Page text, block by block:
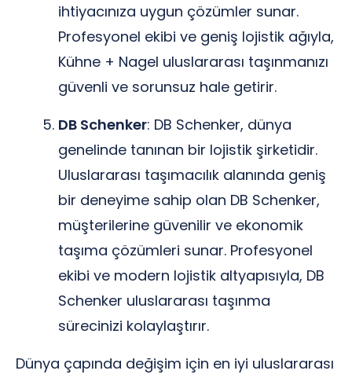
ihtiyacınıza uygun çözümler sunar.
Profesyonel ekibi ve geniş lojistik ağıyla,
Kühne + Nagel uluslararası taşınmanızı
güvenli ve sorunsuz hale getirir.
DB Schenker: DB Schenker, dünya
genelinde tanınan bir lojistik şirketidir.
Uluslararası taşımacılık alanında geniş
bir deneyime sahip olan DB Schenker,
müşterilerine güvenilir ve ekonomik
taşıma çözümleri sunar. Profesyonel
ekibi ve modern lojistik altyapısıyla, DB
Schenker uluslararası taşınma
sürecinizi kolaylaştırır.
Dünya çapında değişim için en iyi uluslararası